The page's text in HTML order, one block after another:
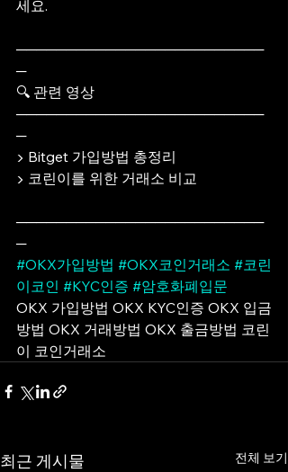
세요.
─────────────────────────
─
🔍 관련 영상
─────────────────────────
─
▶ Bitget 가입방법 총정리
▶ 코린이를 위한 거래소 비교
─────────────────────────
─
#OKX가입방법 #OKX코인거래소 #코린
이코인 #KYC인증 #암호화폐입문
OKX 가입방법 OKX KYC인증 OKX 입금
방법 OKX 거래방법 OKX 출금방법 코린
이 코인거래소
최근 게시물 전체 보기